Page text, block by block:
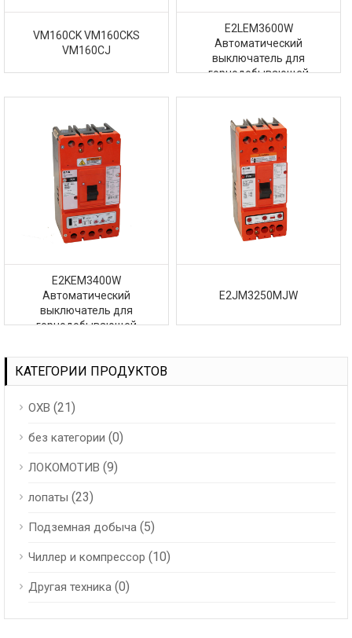
VM160CK VM160CKS
VM160CJ
E2LEM3600W
Автоматический
выключатель для
горнодобывающей
E2KEM3400W
Автоматический
выключатель для
горнодобывающей
E2JM3250MJW
КАТЕГОРИИ ПРОДУКТОВ
ОХВ (21)
без категории (0)
ЛОКОМОТИВ (9)
лопаты (23)
Подземная добыча (5)
Чиллер и компрессор (10)
Другая техника (0)